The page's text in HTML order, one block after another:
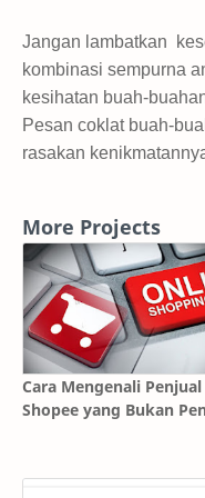
Jangan lambatkan
kombinasi sempurna
kesihatan buah-
Pesan coklat buah-
rasakan
More Projects
Cara Mengenali
Shopee yang Bukan